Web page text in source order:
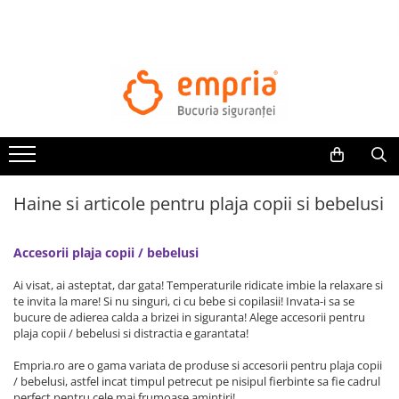
Bariere protectie pentru pat
Protectii mobilier
Protectie colturi mobila copii
Sigurante pentru sertare si usi
Sigurante geamuri si usi glisante
Kituri de siguranta pentru copii si
bebelusi
Protectii casa
Haine si articole pentru plaja copii si bebelusi
Accesorii plaja copii / bebelusi
Ai visat, ai asteptat, dar gata! Temperaturile ridicate imbie la relaxare si
te invita la mare! Si nu singuri, ci cu bebe si copilasii! Invata-i sa se
bucure de adierea calda a brizei in siguranta! Alege accesorii pentru
plaja copii / bebelusi si distractia e garantata!
Empria.ro are o gama variata de produse si accesorii pentru plaja copii
/ bebelusi, astfel incat timpul petrecut pe nisipul fierbinte sa fie cadrul